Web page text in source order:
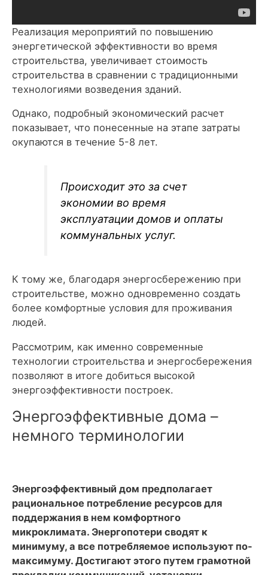
Реализация мероприятий по повышению
энергетической эффективности во время
строительства, увеличивает стоимость
строительства в сравнении с традиционными
технологиями возведения зданий.
Однако, подробный экономический расчет
показывает, что понесенные на этапе затраты
окупаются в течение 5-8 лет.
Происходит это за счет
экономии во время
эксплуатации домов и оплаты
коммунальных услуг.
К тому же, благодаря энергосбережению при
строительстве, можно одновременно создать
более комфортные условия для проживания
людей.
Рассмотрим, как именно современные
технологии строительства и энергосбережения
позволяют в итоге добиться высокой
энергоэффективности построек.
Энергоэффективные дома –
немного терминологии
Энергоэффективный дом предполагает
рациональное потребление ресурсов для
поддержания в нем комфортного
микроклимата. Энергопотери сводят к
минимуму, а все потребляемое используют по-
максимуму. Достигают этого путем грамотной